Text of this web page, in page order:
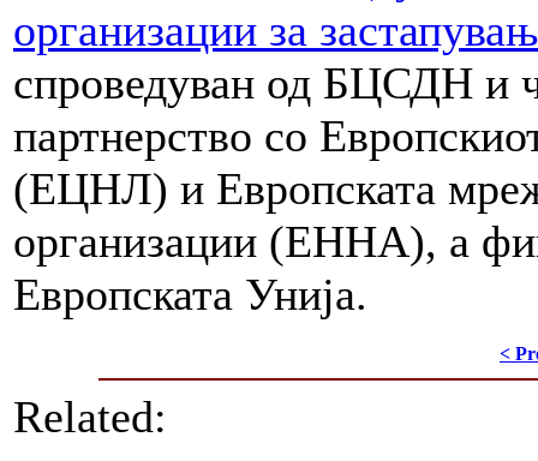
организации за
спроведуван од БЦСДН и
партнерство со
(ЕЦНЛ) и Европската
организации (ЕННА), а
Европската Унија.
<
Related: